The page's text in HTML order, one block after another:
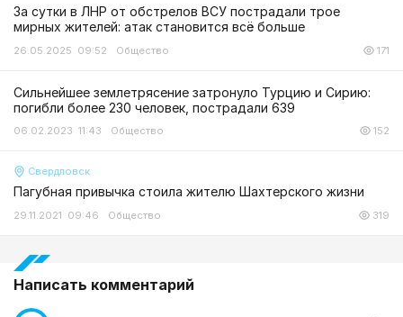
За сутки в ЛНР от обстрелов ВСУ пострадали трое
мирных жителей: атак становится всё больше
26.05.2025 09:52 Общество 171
Сильнейшее землетрясение затронуло Турцию и Сирию:
погибли более 230 человек, пострадали 639
06.02.2023 11:43 Общество 152
Свердловск
Пагубная привычка стоила жителю Шахтерского жизни
29.11.2021 09:46 Общество 319
Написать комментарий